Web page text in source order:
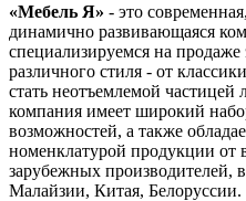
«Мебель Я» - это
динамично развивающаяся
специализируемся на продаже
различного стиля - от
стать неотъемлемой
компания имеет широкий
возможностей, а также
номенклатурой продукции от
зарубежных производителей,
Малайзии, Китая, Белоруссии.